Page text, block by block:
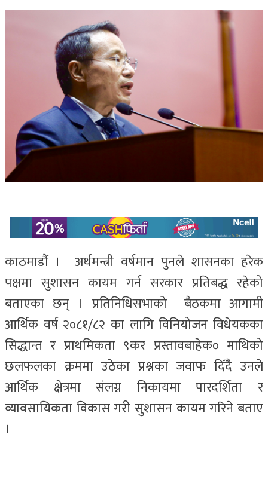
काठमाडौं । अर्थमन्त्री वर्षमान पुनले शासनका हरेक
पक्षमा सुशासन कायम गर्न सरकार प्रतिबद्ध रहेको
बताएका छन् । प्रतिनिधिसभाको बैठकमा आगामी
आर्थिक वर्ष २०८१/८२ का लागि विनियोजन विधेयकका
सिद्धान्त र प्राथमिकता ९कर प्रस्तावबाहेक० माथिको
छलफलका क्रममा उठेका प्रश्नका जवाफ दिँदै उनले
आर्थिक क्षेत्रमा संलग्न निकायमा पारदर्शिता र
व्यावसायिकता विकास गरी सुशासन कायम गरिने बताए
।